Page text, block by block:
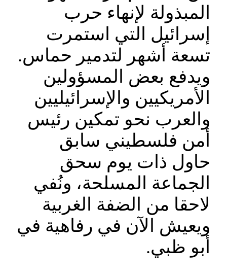
المبذولة لإنهاء حرب
إسرائيل التي استمرت
تسعة أشهر لتدمير حماس.
ويدفع بعض المسؤولين
الأمريكيين والإسرائيليين
والعرب نحو تمكين رئيس
أمن فلسطيني سابق
حاول ذات يوم سحق
الجماعة المسلحة، ونُفي
لاحقا من الضفة الغربية
ويعيش الآن في رفاهية في
أبو ظبي.